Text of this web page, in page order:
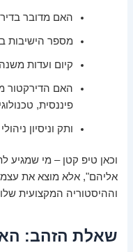
האם מדובר
מספר הישיבות
קיום ועדות
האם הדירקטור
פיננסית,
ותק וניסיון
וכאן טיפ קטן – מי שמגיע
אליהם", אלא מוצא את עצמו
וההיסטוריה המקצועית
שאלת הזהב: